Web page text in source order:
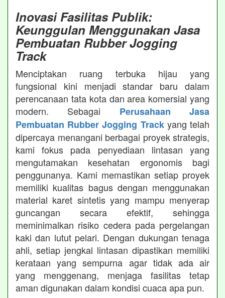
Inovasi Fasilitas Publik:
Keunggulan Menggunakan Jasa
Pembuatan Rubber Jogging
Track
Menciptakan ruang terbuka hijau yang
fungsional kini menjadi standar baru dalam
perencanaan tata kota dan area komersial yang
modern. Sebagai Perusahaan Jasa
Pembuatan Rubber Jogging Trackyang telah
dipercaya menangani berbagai proyek strategis,
kami fokus pada penyediaan lintasan yang
mengutamakan kesehatan ergonomis bagi
penggunanya. Kami memastikan setiap proyek
memiliki kualitas bagus dengan menggunakan
material karet sintetis yang mampu menyerap
guncangan secara efektif, sehingga
meminimalkan risiko cedera pada pergelangan
kaki dan lutut pelari. Dengan dukungan tenaga
ahli, setiap jengkal lintasan dipastikan memiliki
kerataan yang sempurna agar tidak ada air
yang menggenang, menjaga fasilitas tetap
aman digunakan dalam kondisi cuaca apa pun.